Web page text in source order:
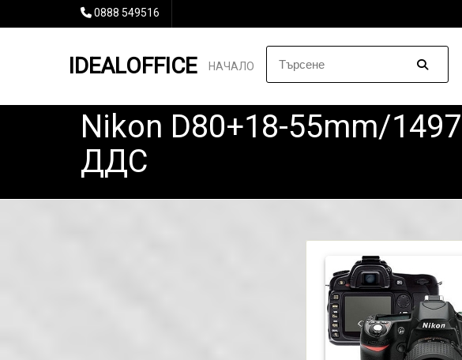
0888 549516
IDEALOFFICE НАЧАЛО
Nikon D80+18-55mm/
ДДС